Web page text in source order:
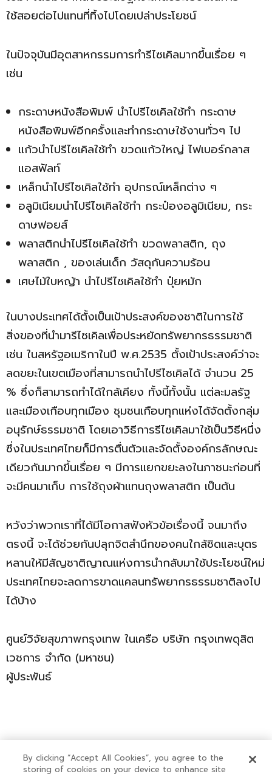
ใช้สอยต่อไปแทนที่ทิ้งไปโดยเปล่าประโยชน์
ในปัจจุบันมีอุตสาหกรรมการทำรีไซเคิลมากขึ้นเรื่อย ๆ
เช่น
กระดาษหนังสือพิมพ์ นำไปรีไซเคิลใช้ทำ กระดาษ
หนังสือพิมพ์อีกครั้งและทำกระดาษใช้งานทั่วๆ ไป
แก้วนำไปรีไซเคิลใช้ทำ ขวดแก้วใหญ่ ไฟเบอร์กลาส
แอสฟัลท์
เหล็กนำไปรีไซเคิลใช้ทำ อุปกรณ์เหล็กต่าง ๆ
อลูมิเนียมนำไปรีไซเคิลใช้ทำ กระป๋องอลูมิเนียม, กระ
ดาษฟอยส์
พลาสติกนำไปรีไซเคิลใช้ทำ ขวดพลาสติก, ถุง
พลาสติก , ของเล่นเด็ก วัสดุกันความร้อน
เศษไม้ใบหญ้า นำไปรีไซเคิลใช้ทำ ปุ๋ยหมัก
ในบางประเทศได้ตั้งเป็นเป้าประสงค์ของชาติในการใช้
สิ่งของที่นำมารีไซเคิลเพื่อประหยัดทรัพยากรธรรมชาติ
เช่น ในสหรัฐอเมริกาในปี พ.ศ.2535 ตั้งเป้าประสงค์ว่าจะ
ลดขยะในเขตเมืองที่สามารถนำไปรีไซเคิลได้ จำนวน 25
% ซึ่งก็สามารถทำได้ใกล้เคียง ทั้งนี้ทั้งนั้น แต่ละมลรัฐ
และเมืองเกือบทุกเมือง ชุมชนเกือบทุกแห่งได้จัดตั้งกลุ่ม
อนุรักษ์ธรรมชาติ โดยเอาวิธีการรีไซเคิลมาใช้เป็นวิธีหนึ่ง
ซึ่งในประเทศไทยก็มีการตื่นตัวและจัดตั้งองค์กรลักษณะ
เดียวกันมากขึ้นเรื่อย ๆ มีการแยกขยะลงในภาชนะก่อนที่
จะมีคนมาเก็บ การใช้ถุงผ้าแทนถุงพลาสติก เป็นต้น
หวังว่าพวกเราที่ได้มีโอกาสฟังหัวข้อเรื่องนี้ จนมาถึง
ตรงนี้ จะได้ช่วยกันปลุกจิตสำนึกของคนใกล้ชิดและบุตร
หลานให้มีสัญชาติญาณแห่งการนำกลับมาใช้ประโยชน์ใหม่
ประเทศไทยจะลดการขาดแคลนทรัพยากรธรรมชาติลงไป
ได้บ้าง
ศูนย์วิจัยสุขภาพกรุงเทพ ในเครือ บริษัท กรุงเทพดุสิต
เวชการ จำกัด (มหาชน)
ผู้ประพันธ์
By clicking “Accept All Cookies”, you agree to the
storing of cookies on your device to enhance site